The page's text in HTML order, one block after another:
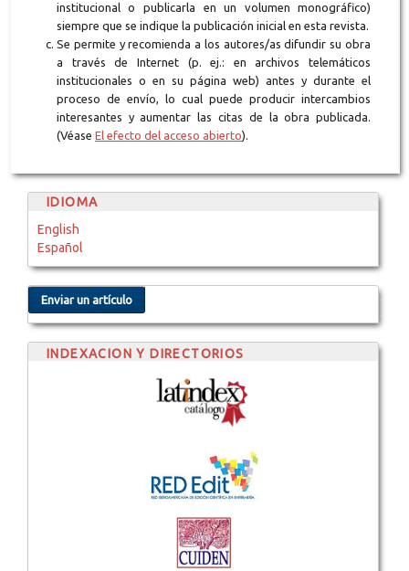
institucional o publicarla en un volumen monográfico)
siempre que se indique la publicación inicial en esta revista.
Se permite y recomienda a los autores/as difundir su obra
a través de Internet (p. ej.: en archivos telemáticos
institucionales o en su página web) antes y durante el
proceso de envío, lo cual puede producir intercambios
interesantes y aumentar las citas de la obra publicada.
(Véase El efecto del acceso abierto).
IDIOMA
English
Español
Enviar un artículo
INDEXACION Y DIRECTORIOS